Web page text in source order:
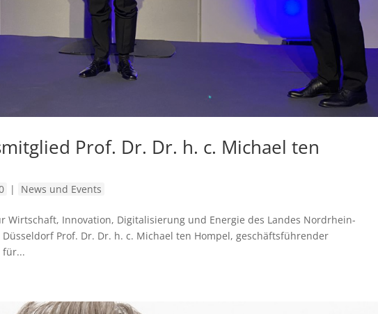
Prof. Dr. Dr. h. c. Michael ten
| News und Events
Wirtschaft, Innovation, Digitalisierung und Energie des Landes Nordrhein-
Prof. Dr. Dr. h. c. Michael ten Hompel, geschäftsführender
für...